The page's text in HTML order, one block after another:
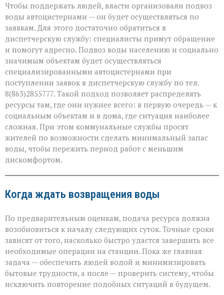
Чтобы поддержать людей, власти организовали подвоз
воды автоцистернами — он будет осуществляться по
заявкам. Для этого достаточно обратиться в
диспетчерскую службу: специалисты примут обращение
и помогут адресно. Подвоз воды населению и социально
значимым объектам будет осуществляться
специализированными автоцистернами при
поступлении заявок в диспетчерскую службу по тел.
8(863)2855777. Такой подход позволяет распределять
ресурсы там, где они нужнее всего: в первую очередь — к
социальным объектам и в дома, где ситуация наиболее
сложная. При этом коммунальные службы просят
жителей по возможности сделать минимальный запас
воды, чтобы пережить период работ с меньшим
дискомфортом.
Когда ждать возвращения воды
По предварительным оценкам, подача ресурса должна
возобновиться к началу следующих суток. Точные сроки
зависят от того, насколько быстро удастся завершить все
необходимые операции на станции. Пока же главная
задача — обеспечить людей водой и минимизировать
бытовые трудности, а после — проверить систему, чтобы
исключить повторение подобных ситуаций в будущем.